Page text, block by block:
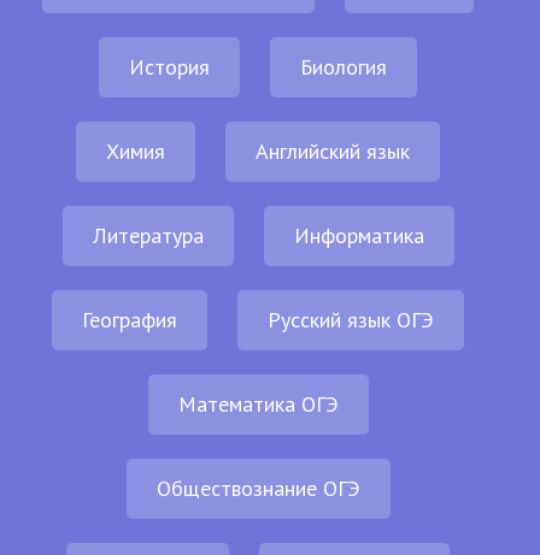
История Биология
Химия Английский язык
Литература Информатика
География Русский язык ОГЭ
Математика ОГЭ
Обществознание ОГЭ